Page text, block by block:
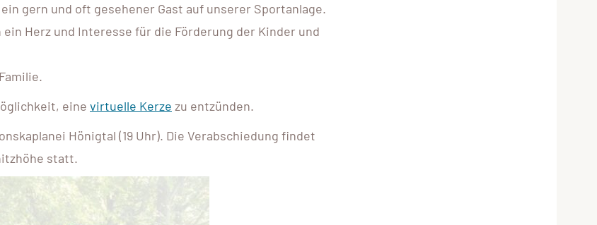
gern und oft gesehener Gast auf unserer Sportanlage.
Herz und Interesse für die Förderung der Kinder und
eine virtuelle Kerze zu entzünden.
Hönigtal (19 Uhr). Die Verabschiedung findet
statt.